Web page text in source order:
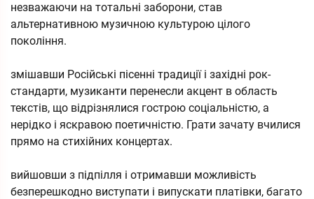
незважаючи на тотальні заборони, став
альтернативною музичною культурою цілого
покоління.
змішавши Російські пісенні традиції і західні рок-
стандарти, музиканти перенесли акцент в область
текстів, що відрізнялися гострою соціальністю, а
нерідко і яскравою поетичністю. Грати зачату вчилися
прямо на стихійних концертах.
вийшовши з підпілля і отримавши можливість
безперешкодно виступати і випускати платівки, багато